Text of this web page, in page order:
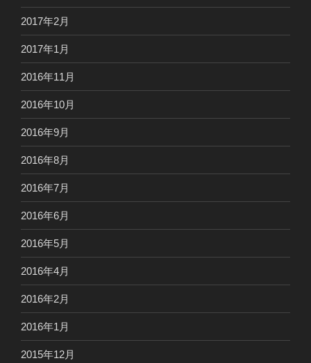
2017年2月
2017年1月
2016年11月
2016年10月
2016年9月
2016年8月
2016年7月
2016年6月
2016年5月
2016年4月
2016年2月
2016年1月
2015年12月